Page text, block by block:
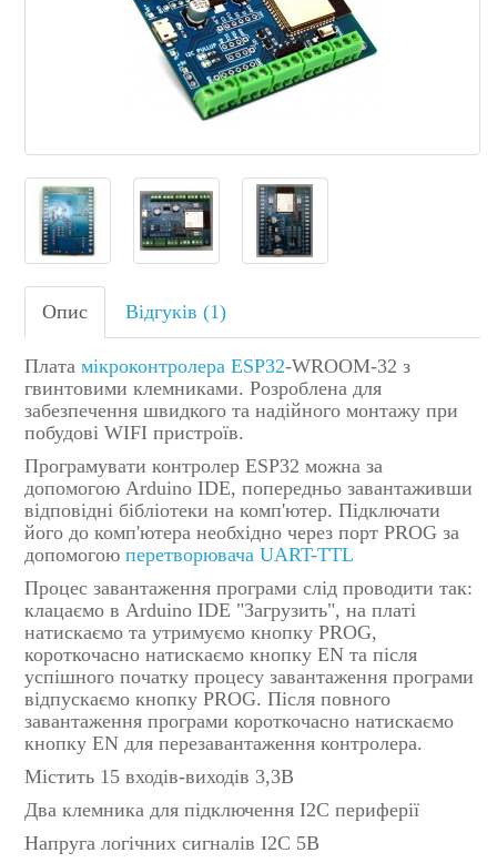
Опис Відгуків (1)
Плата мікроконтролера ESP32-WROOM-32 з
гвинтовими клемниками. Розроблена для
забезпечення швидкого та надійного монтажу при
побудові WIFI пристроїв.
Програмувати контролер ESP32 можна за
допомогою Arduino IDE, попередньо завантаживши
відповідні бібліотеки на комп'ютер. Підключати
його до комп'ютера необхідно через порт PROG за
допомогою перетворювача UART-TTL
Процес завантаження програми слід проводити так:
клацаємо в Arduino IDE "Загрузить", на платі
натискаємо та утримуємо кнопку PROG,
короткочасно натискаємо кнопку EN та після
успішного початку процесу завантаження програми
відпускаємо кнопку PROG. Після повного
завантаження програми короткочасно натискаємо
кнопку EN для перезавантаження контролера.
Містить 15 входів-виходів 3,3В
Два клемника для підключення I2C периферії
Напруга логічних сигналів I2C 5В